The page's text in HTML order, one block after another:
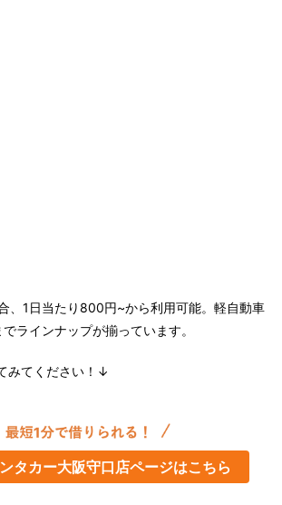
、1日当たり800円~から利用可能。軽自動車
ラインナップが揃っています。
みてください！↓
タカー大阪守口店ページはこちら